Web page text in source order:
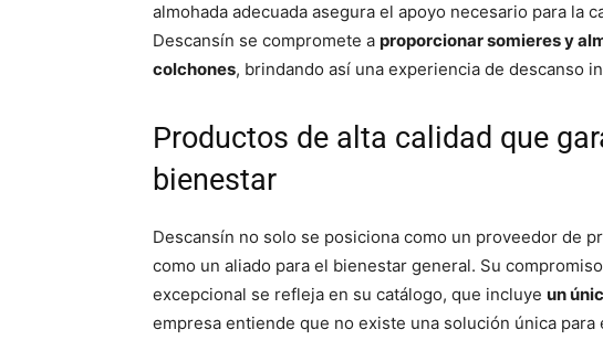
almohada adecuada asegura el apoyo necesario para la
Descansín se compromete a proporcionar somieres y
colchones, brindando así una experiencia de descanso
Productos de alta calidad que
bienestar
Descansín no solo se posiciona como un proveedor de
como un aliado para el bienestar general. Su
excepcional se refleja en su catálogo, que incluye un
empresa entiende que no existe una solución única